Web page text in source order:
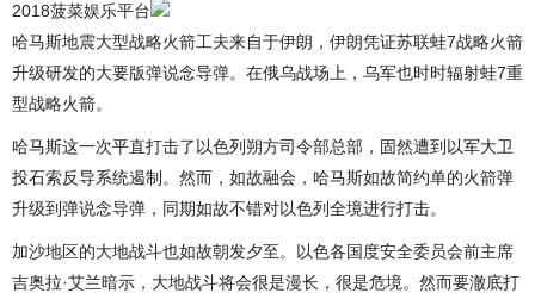
2018菠菜娱乐平台
哈马斯地震大型战略火箭工夫来自于伊朗，伊朗凭证苏联蛙7战略火箭
升级研发的大要版弹说念导弹。在俄乌战场上，乌军也时时辐射蛙7重
型战略火箭。
哈马斯这一次平直打击了以色列朔方司令部总部，固然遭到以军大卫
投石索反导系统遏制。然而，如故融会，哈马斯如故简约单的火箭弹
升级到弹说念导弹，同期如故不错对以色列全境进行打击。
加沙地区的大地战斗也如故朝发夕至。以色各国度安全委员会前主席
吉奥拉·艾兰暗示，大地战斗将会很是漫长，很是危境。然而要澈底打